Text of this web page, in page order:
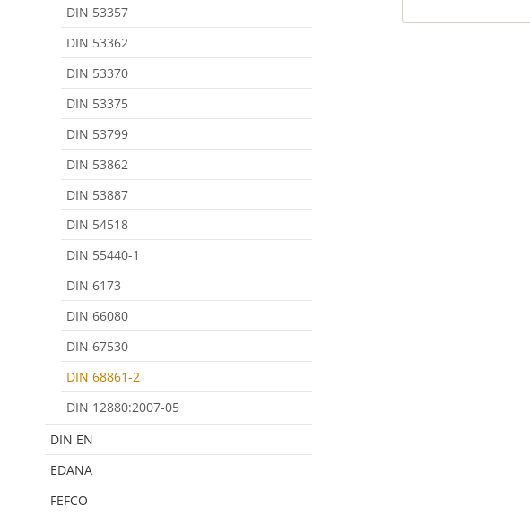
DIN 53357
DIN 53362
DIN 53370
DIN 53375
DIN 53799
DIN 53862
DIN 53887
DIN 54518
DIN 55440-1
DIN 6173
DIN 66080
DIN 67530
DIN 68861-2
DIN 12880:2007-05
DIN EN
EDANA
FEFCO